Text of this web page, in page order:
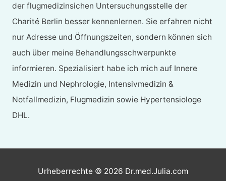
der flugmedizinsichen Untersuchungsstelle der
Charité Berlin besser kennenlernen. Sie erfahren nicht
nur Adresse und Öffnungszeiten, sondern können sich
auch über meine Behandlungsschwerpunkte
informieren. Spezialisiert habe ich mich auf Innere
Medizin und Nephrologie, Intensivmedizin &
Notfallmedizin, Flugmedizin sowie Hypertensiologe
DHL.
Urheberrechte © 2026 Dr.med.Julia.com